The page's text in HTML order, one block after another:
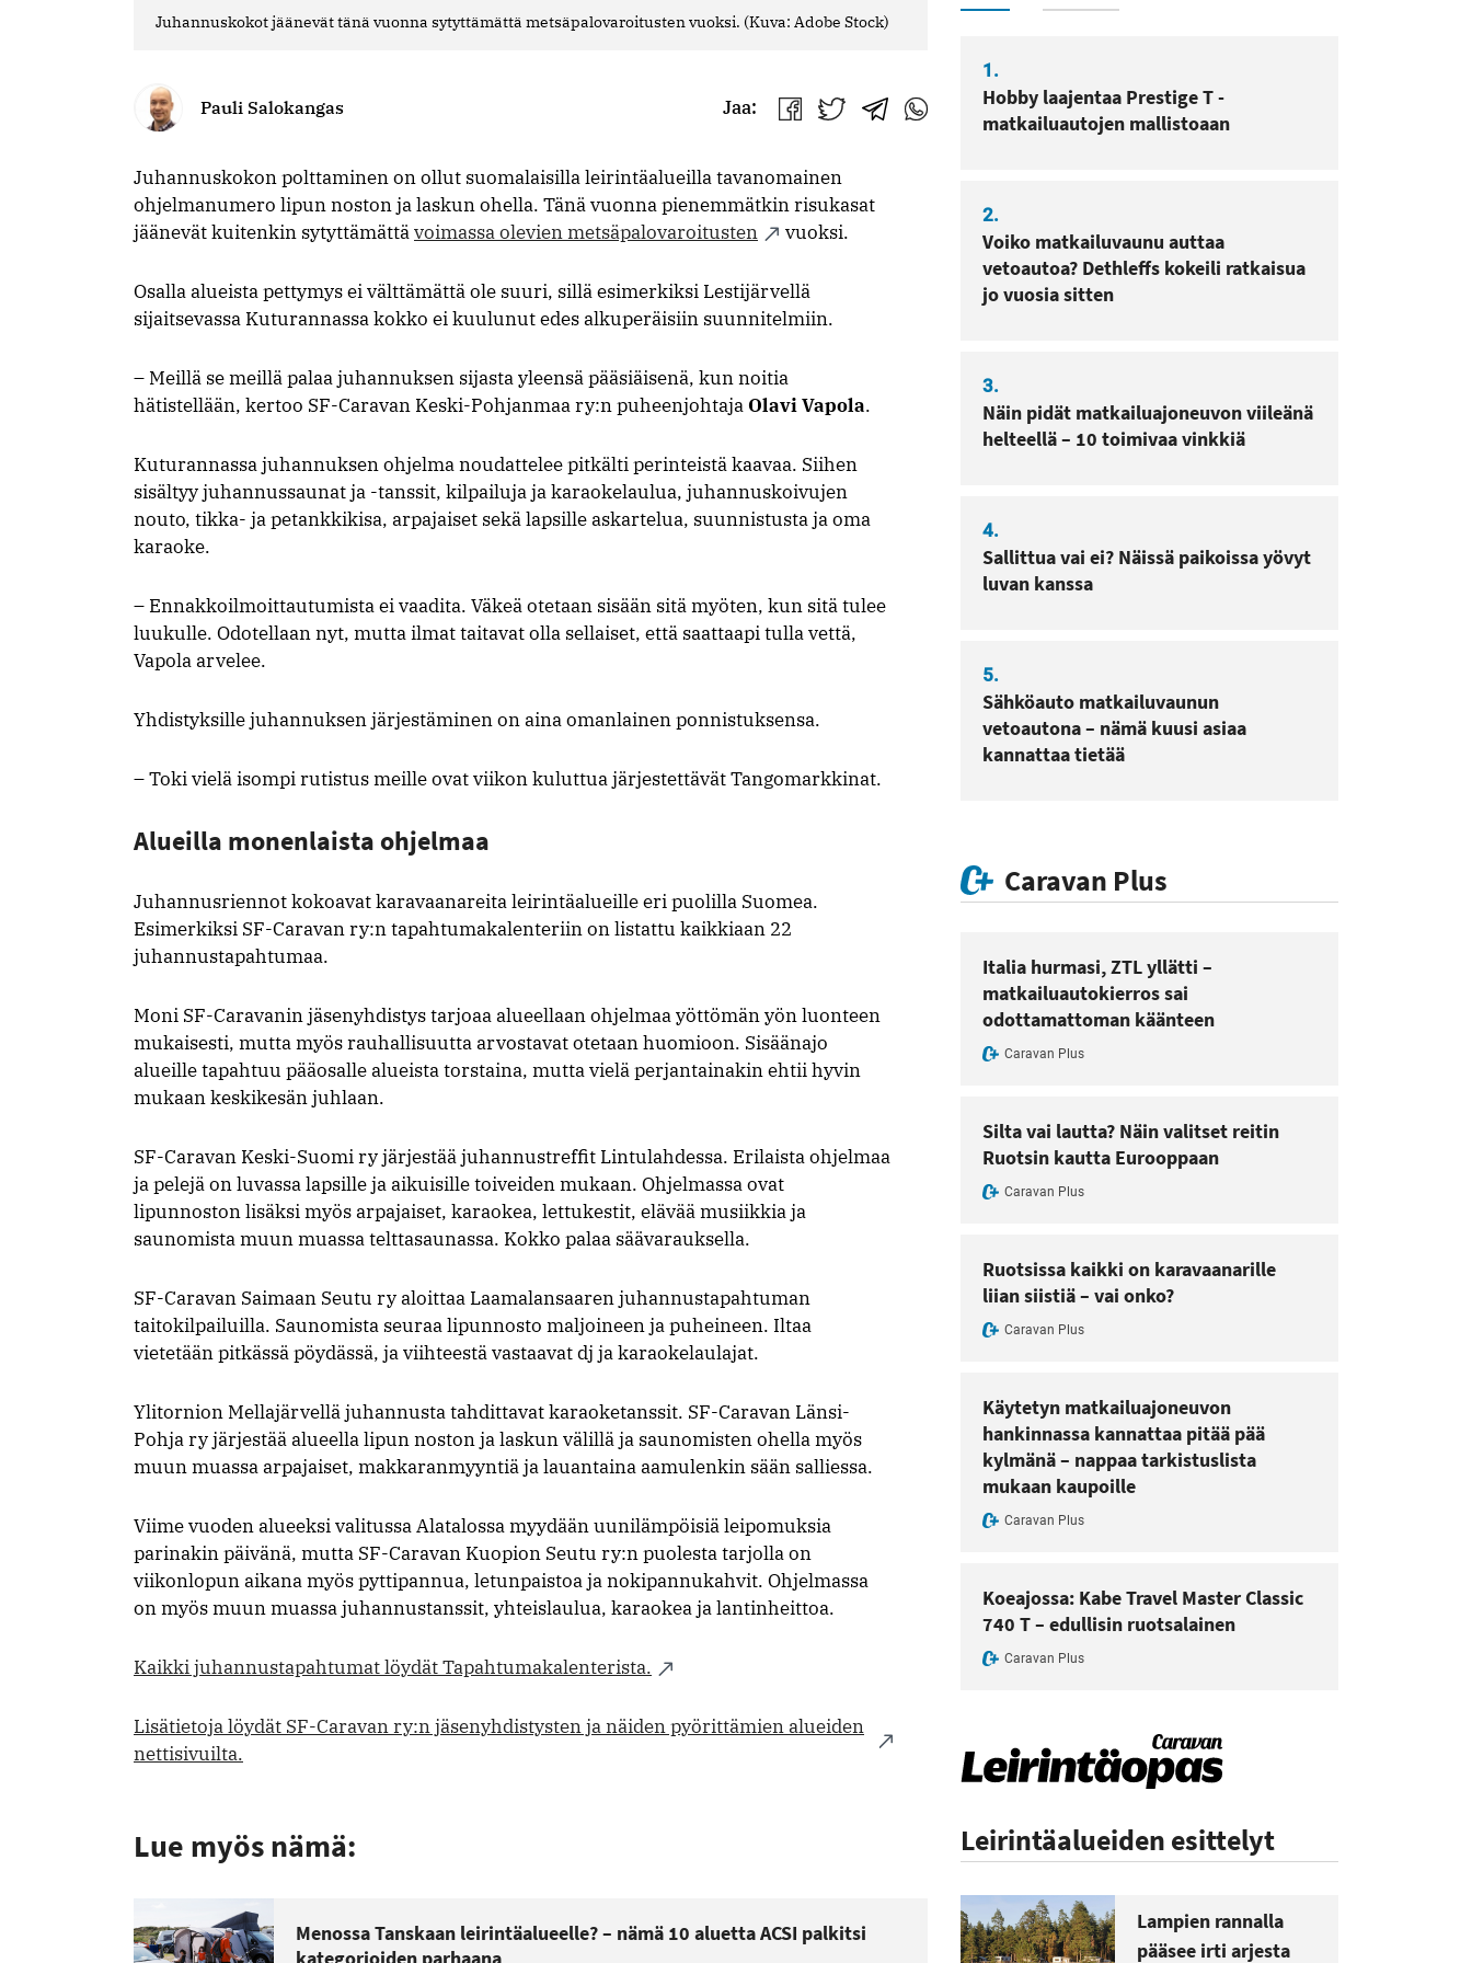
Ju­han­nus­ko­kot jää­ne­vät tänä vuonna sy­tyt­tä­mät­tä metsäpalovaroitusten vuoksi. (Kuva: Adobe Stock)
Pauli Salokangas Jaa:
Jaa
Jaa
Jaa
Telegrammissa
Jaa
WhatsAppissa
Juhannuskokon polttaminen on ollut suomalaisilla leirintäalueilla tavanomainen
ohjelmanumero lipun noston ja laskun ohella. Tänä vuonna pienemmätkin risukasat
jäänevät kuitenkin sytyttämättävoimassa olevien metsäpalovaroitusten vuoksi.
Osalla alueista pettymys ei välttämättä ole suuri, sillä esimerkiksi Lestijärvellä
sijaitsevassa Kuturannassa kokko ei kuulunut edes alkuperäisiin suunnitelmiin.
– Meillä se meillä palaa juhannuksen sijasta yleensä pääsiäisenä, kun noitia
hätistellään, kertoo SF-Caravan Keski-Pohjanmaa ry:n puheenjohtaja Olavi Vapola.
Kuturannassa juhannuksen ohjelma noudattelee pitkälti perinteistä kaavaa. Siihen
sisältyy juhannussaunat ja -tanssit, kilpailuja ja karaokelaulua, juhannuskoivujen
nouto, tikka- ja petankkikisa, arpajaiset sekä lapsille askartelua, suunnistusta ja oma
karaoke.
– Ennakkoilmoittautumista ei vaadita. Väkeä otetaan sisään sitä myöten, kun sitä tulee
luukulle. Odotellaan nyt, mutta ilmat taitavat olla sellaiset, että saattaapi tulla vettä,
Vapola arvelee.
Yhdistyksille juhannuksen järjestäminen on aina omanlainen ponnistuksensa.
– Toki vielä isompi rutistus meille ovat viikon kuluttua järjestettävät Tangomarkkinat.
Alueilla monenlaista ohjelmaa
Juhannusriennot kokoavat karavaanareita leirintäalueille eri puolilla Suomea.
Esimerkiksi SF-Caravan ry:n tapahtumakalenteriin on listattu kaikkiaan 22
juhannustapahtumaa.
Moni SF-Caravanin jäsenyhdistys tarjoaa alueellaan ohjelmaa yöttömän yön luonteen
mukaisesti, mutta myös rauhallisuutta arvostavat otetaan huomioon. Sisäänajo
alueille tapahtuu pääosalle alueista torstaina, mutta vielä perjantainakin ehtii hyvin
mukaan keskikesän juhlaan.
SF-Caravan Keski-Suomi ry järjestää juhannustreffit Lintulahdessa. Erilaista ohjelmaa
ja pelejä on luvassa lapsille ja aikuisille toiveiden mukaan. Ohjelmassa ovat
lipunnoston lisäksi myös arpajaiset, karaokea, lettukestit, elävää musiikkia ja
saunomista muun muassa telttasaunassa. Kokko palaa säävarauksella.
SF-Caravan Saimaan Seutu ry aloittaa Laamalansaaren juhannustapahtuman
taitokilpailuilla. Saunomista seuraa lipunnosto maljoineen ja puheineen. Iltaa
vietetään pitkässä pöydässä, ja viihteestä vastaavat dj ja karaokelaulajat.
Ylitornion Mellajärvellä juhannusta tahdittavat karaoketanssit. SF-Caravan Länsi-
Pohja ry järjestää alueella lipun noston ja laskun välillä ja saunomisten ohella myös
muun muassa arpajaiset, makkaranmyyntiä ja lauantaina aamulenkin sään salliessa.
Viime vuoden alueeksi valitussa Alatalossa myydään uunilämpöisiä leipomuksia
parinakin päivänä, mutta SF-Caravan Kuopion Seutu ry:n puolesta tarjolla on
viikonlopun aikana myös pyttipannua, letunpaistoa ja nokipannukahvit. Ohjelmassa
on myös muun muassa juhannustanssit, yhteislaulua, karaokea ja lantinheittoa.
Kaikki juhannustapahtumat löydät Tapahtumakalenterista.
Lisätietoja löydät SF-Caravan ry:n jäsenyhdistysten ja näiden pyörittämien alueiden
nettisivuilta.
Lue myös nämä:
Menossa Tanskaan leirintäalueelle? – nämä 10 aluetta ACSI palkitsi
1.
Hobby laajentaa Prestige T -
matkailuautojen mallistoaan
2.
Voiko matkailuvaunu auttaa
vetoautoa? Dethleffs kokeili ratkaisua
jo vuosia sitten
3.
Näin pidät matkailuajoneuvon viileänä
helteellä – 10 toimivaa vinkkiä
4.
Sallittua vai ei? Näissä paikoissa yövyt
luvan kanssa
5.
Sähköauto matkailuvaunun
vetoautona – nämä kuusi asiaa
kannattaa tietää
Caravan Plus
Italia hurmasi, ZTL yllätti –
matkailuautokierros sai
odottamattoman käänteen
Caravan Plus
Silta vai lautta? Näin valitset reitin
Ruotsin kautta Eurooppaan
Caravan Plus
Ruotsissa kaikki on karavaanarille
liian siistiä – vai onko?
Caravan Plus
Käytetyn matkailuajoneuvon
hankinnassa kannattaa pitää pää
kylmänä – nappaa tarkistuslista
mukaan kaupoille
Caravan Plus
Koeajossa: Kabe Travel Master Classic
740 T – edullisin ruotsalainen
Caravan Plus
Leirintäalueiden esittelyt
Lampien rannalla
pääsee irti arjesta